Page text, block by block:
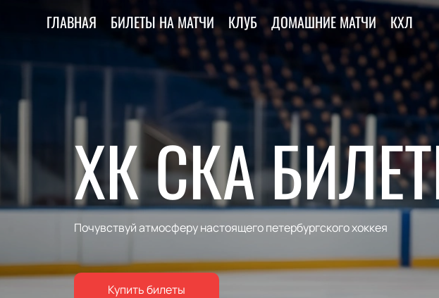
ГЛАВНАЯ БИЛЕТЫ НА МАТЧИ КЛУБ ДОМАШНИЕ МАТЧИ КХЛ
ХК СКА
Почувствуй атмосферу настоящего петербургского хоккея
Купить билеты